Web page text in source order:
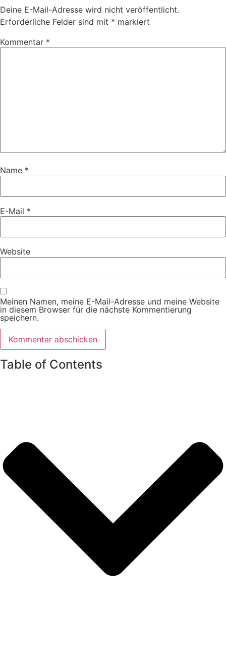
Deine E-Mail-Adresse wird nicht veröffentlicht.
Erforderliche Felder sind mit * markiert
Kommentar *
Name *
E-Mail *
Website
Meinen Namen, meine E-Mail-Adresse und meine Website
in diesem Browser für die nächste Kommentierung
speichern.
Table of Contents